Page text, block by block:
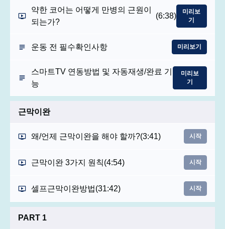
약한 코어는 어떻게 만병의 근원이
되는가?
(6:38)
미리보
기
운동 전 필수확인사항 미리보기
스마트TV 연동방법 및 자동재생/완료 기
능
미리보
기
근막이완
왜/언제 근막이완을 해야 할까?(3:41) 시작
근막이완 3가지 원칙(4:54) 시작
셀프근막이완방법(31:42) 시작
PART 1